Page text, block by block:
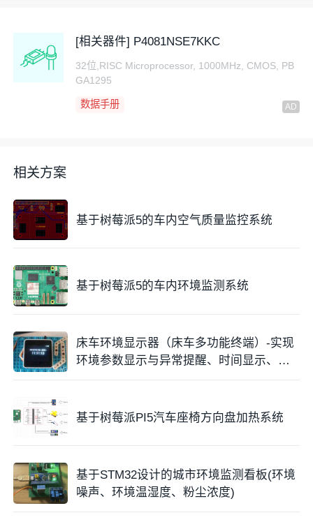
器，与树莓派使用
Z19B二氧化碳浓度传感器使用串口通信，这里使用串
口1。
系统使用python+C来实现。需要预先安装对应的包
pip install spidev
pip install numpy
pip install rpi.gpio
pip install getrpimodel
pip install pillow
pip install pyserial
pip install getrpimodel
[相关器件] P4081NSE7KKC
32位,RISC Microprocessor, 1000MHz, CMOS, PB
GA1295
数据手册
相关方案
基于树莓派5的车内空气质量监控系统
基于树莓派5的车内环境监测系统
床车环境显示器（床车多功能终端）-实现
环境参数显示与异常提醒、时间显示、闹
基于树莓派PI5汽车座椅方向盘加热系统
基于STM32设计的城市环境监测看板(环境
噪声、环境温湿度、粉尘浓度)